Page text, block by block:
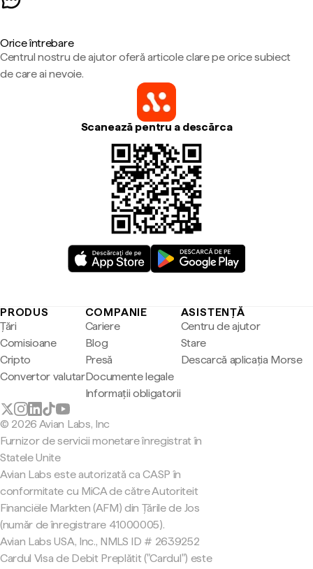
Orice întrebare
Centrul nostru de ajutor oferă articole clare pe orice subiect
de care ai nevoie.
Scanează pentru a descărca
PRODUS
Țări
Comisioane
Cripto
Convertor valutar
COMPANIE
Cariere
Blog
Presă
Documente legale
Informații obligatorii
ASISTENȚĂ
Centru de ajutor
Stare
Descarcă aplicația Morse
© 2026 Avian Labs, Inc
Furnizor de servicii monetare înregistrat în
Statele Unite
Avian Labs este autorizată ca CASP în
conformitate cu MiCA de către Autoriteit
Financiële Markten (AFM) din Țările de Jos
(număr de înregistrare 41000005).
Avian Labs USA, Inc., NMLS ID # 2639252
Cardul Visa de Debit Preplătit ("Cardul") este